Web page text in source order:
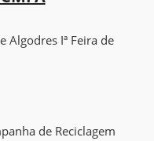
Algodres Iª Feira de
de Reciclagem